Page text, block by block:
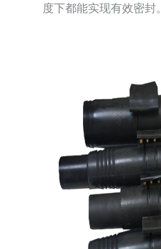
度下都能实现有效密封。